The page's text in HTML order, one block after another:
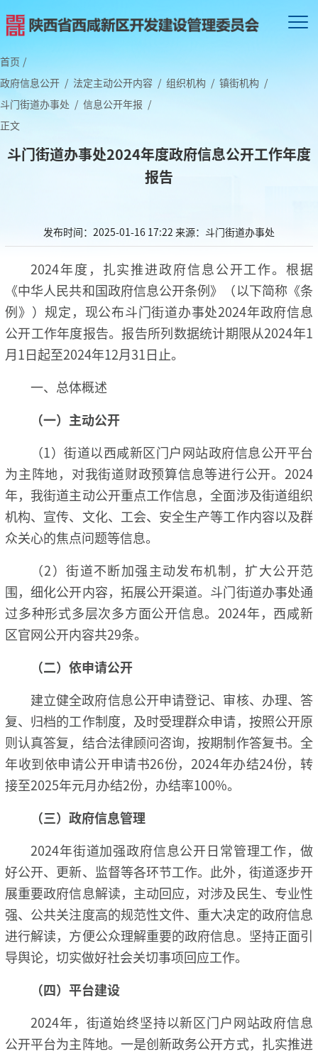
首页 /
政府信息公开 / 法定主动公开内容 / 组织机构 / 镇街机构 /
斗门街道办事处 / 信息公开年报 /
正文
斗门街道办事处2024年度政府信息公开工作年度
报告
发布时间：2025-01-16 17:22 来源：斗门街道办事处
2024年度，扎实推进政府信息公开工作。根据
《中华人民共和国政府信息公开条例》（以下简称《条
例》）规定，现公布斗门街道办事处2024年政府信息
公开工作年度报告。报告所列数据统计期限从2024年1
月1日起至2024年12月31日止。
一、总体概述
（一）主动公开
（1）街道以西咸新区门户网站政府信息公开平台
为主阵地，对我街道财政预算信息等进行公开。2024
年，我街道主动公开重点工作信息，全面涉及街道组织
机构、宣传、文化、工会、安全生产等工作内容以及群
众关心的焦点问题等信息。
（2）街道不断加强主动发布机制，扩大公开范
围，细化公开内容，拓展公开渠道。斗门街道办事处通
过多种形式多层次多方面公开信息。2024年，西咸新
区官网公开内容共29条。
（二）依申请公开
建立健全政府信息公开申请登记、审核、办理、答
复、归档的工作制度，及时受理群众申请，按照公开原
则认真答复，结合法律顾问咨询，按期制作答复书。全
年收到依申请公开申请书26份，2024年办结24份，转
接至2025年元月办结2份，办结率100%。
（三）政府信息管理
2024年街道加强政府信息公开日常管理工作，做
好公开、更新、监督等各环节工作。此外，街道逐步开
展重要政府信息解读，主动回应，对涉及民生、专业性
强、公共关注度高的规范性文件、重大决定的政府信息
进行解读，方便公众理解重要的政府信息。坚持正面引
导舆论，切实做好社会关切事项回应工作。
（四）平台建设
2024年，街道始终坚持以新区门户网站政府信息
公开平台为主阵地。一是创新政务公开方式，扎实推进